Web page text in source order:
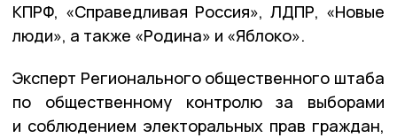
КПРФ, «Справедливая Россия», ЛДПР, «Новые
люди», а также «Родина» и «Яблоко».
Эксперт Регионального общественного штаба
по общественному контролю за выборами
и соблюдением электоральных прав граждан,